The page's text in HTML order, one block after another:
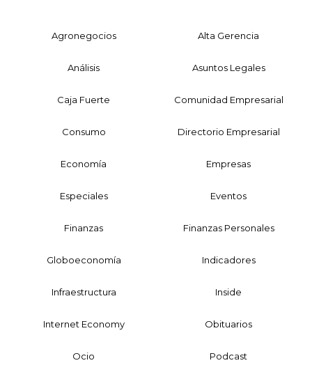
Agronegocios Alta Gerencia
Análisis Asuntos Legales
Caja Fuerte Comunidad Empresarial
Consumo Directorio Empresarial
Economía Empresas
Especiales Eventos
Finanzas Finanzas Personales
Globoeconomía Indicadores
Infraestructura Inside
Internet Economy Obituarios
Ocio Podcast